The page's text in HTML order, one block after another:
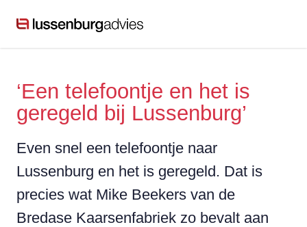
‘Een telefoontje en het is
geregeld bij Lussenburg’
Even snel een telefoontje naar
Lussenburg en het is geregeld. Dat is
precies wat Mike Beekers van de
Bredase Kaarsenfabriek zo bevalt aan